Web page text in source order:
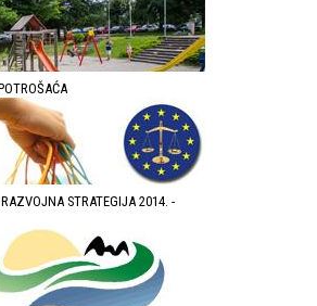
STRATEGIJA 2014. -